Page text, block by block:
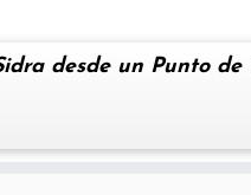
desde un Punto de